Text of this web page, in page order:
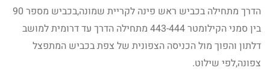
הדרך מתחילה בכביש ראש פינה לקריית שמונה,בכביש מספר 90
בין סמני הקילומטר 443-444 מתחילה הדרך עד דרומית למושב
דלתון והפוך מול הכניסה הצפונית של צפת בכביש המתפצל
צפונה,לפי שילוט.